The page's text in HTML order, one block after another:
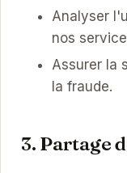
Analyser
nos
Assurer la
la fraude.
3. Partage